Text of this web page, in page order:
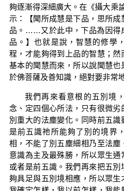
夠逐漸得深細廣大。在《攝大乘
示：【聞所成慧是下品，思所成
品。……又於此中，下品為因得
品。】也就是說，智慧的修學
程，才能夠得到上品的智慧；然
基本的聞慧而來，所以說聞慧
於佛菩薩及善知識，絕對要非常
我們再來看意根的五別境
念、定四個心所法，只有很微劣
別重大的法塵變化。同時前五
是前五識祂所能夠了別的境界
相，不能了別五塵細相乃至法塵
意識為主及最殊勝，所以眾生通
或者是前五識。我們再來把五
夠具足與五別境相應，所以眾生